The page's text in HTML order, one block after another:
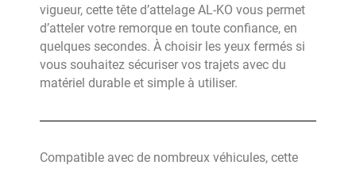
vigueur, cette tête d’attelage AL-KO vous permet
d’atteler votre remorque en toute confiance, en
quelques secondes. À choisir les yeux fermés si
vous souhaitez sécuriser vos trajets avec du
matériel durable et simple à utiliser.
Compatible avec de nombreux véhicules, cette